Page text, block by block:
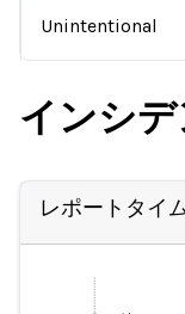
Unintentional
インシ
レポートタイ